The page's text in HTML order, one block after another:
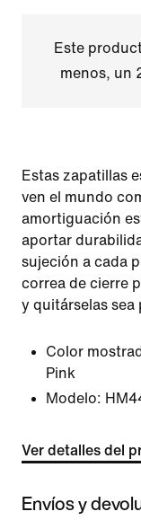
Este
menos, un
Estas zapatillas
ven el mundo
amortiguación
aportar
sujeción a cada
correa de cierre
y quitárselas sea
Color
Pink
Modelo:
Ver detalles del
Envíos y